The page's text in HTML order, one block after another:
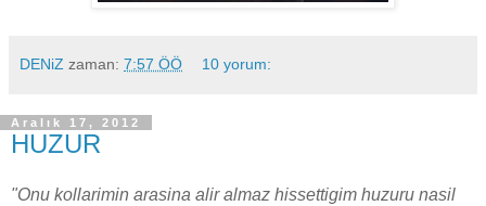
DENiZ zaman: 7:57 ÖÖ 10 yorum:
Aralık 17, 2012
HUZUR
"Onu kollarimin arasina alir almaz hissettigim huzuru nasil